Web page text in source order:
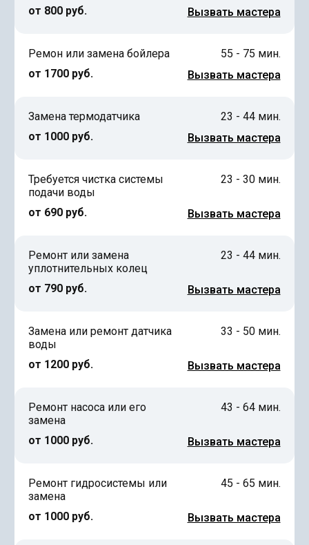
от 800 руб.
Вызвать мастера
Ремон или замена бойлера
от 1700 руб.
55 - 75 мин.
Вызвать мастера
Замена термодатчика
от 1000 руб.
23 - 44 мин.
Вызвать мастера
Требуется чистка системы
подачи воды
от 690 руб.
23 - 30 мин.
Вызвать мастера
Ремонт или замена
уплотнительных колец
от 790 руб.
23 - 44 мин.
Вызвать мастера
Замена или ремонт датчика
воды
от 1200 руб.
33 - 50 мин.
Вызвать мастера
Ремонт насоса или его
замена
от 1000 руб.
43 - 64 мин.
Вызвать мастера
Ремонт гидросистемы или
замена
от 1000 руб.
45 - 65 мин.
Вызвать мастера